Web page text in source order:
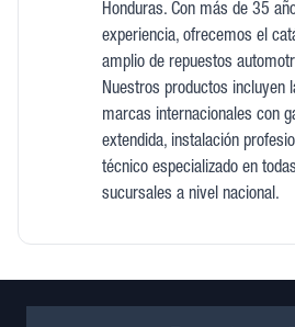
Honduras. Con más de 35
experiencia, ofrecemos el
amplio de repuestos
Nuestros productos incluyen
marcas internacionales con
extendida, instalación
técnico especializado en
sucursales a nivel nacional.